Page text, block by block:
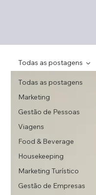
Todas as postagens
Marketing
Gestão de Pessoas
Viagens
Food & Beverage
Housekeeping
Marketing Turístico
Gestão de Empresas
Todas as postagens